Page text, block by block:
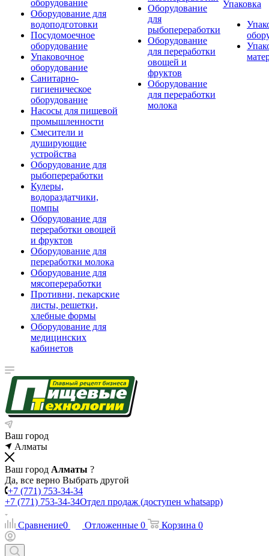
оборудование
Оборудование для
водоподготовки
Посудомоечное
оборудование
Упаковочное
оборудование
Санитарно-
гигиеническое
оборудование
Насосы для пищевой
промышленности
Смесители и
душирующие
устройства
Оборудование для
рыбопереработки
Кулеры,
водораздатчики,
помпы
Оборудование для
переработки овощей
и фруктов
Оборудование для
переработки молока
Оборудование для
мясопереработки
Противни, пекарские
листы, решетки,
хлебные формы
Оборудование для
медицинских
кабинетов
Оборудование
для
рыбопереработки
Оборудование
для переработки
овощей и
фруктов
Оборудование
для переработки
молока
Упаковка
Ваш город
Алматы
Ваш город Алматы ?
Да, все верно Выбрать другой
+7 (771) 753-34-34
+7 (771) 753-34-34Отдел продаж (доступен whatsapp)
Сравнение0 Отложенные 0 Корзина 0